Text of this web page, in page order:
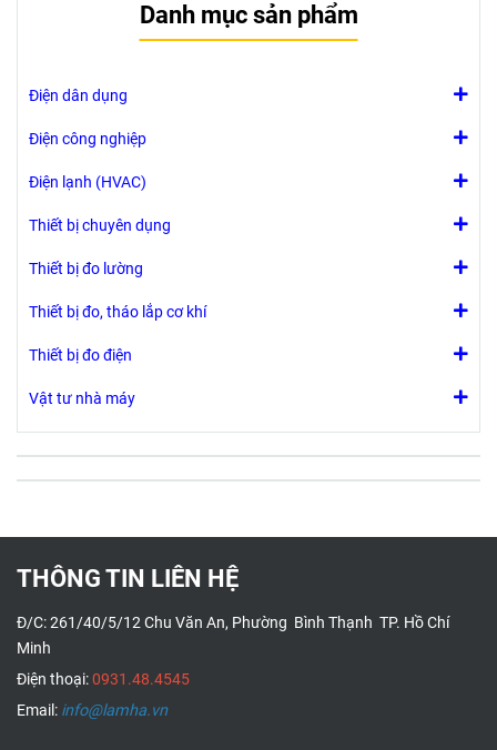
Danh mục sản phẩm
Điện dân dụng
Điện công nghiệp
Điện lạnh (HVAC)
Thiết bị chuyên dụng
Thiết bị đo lường
Thiết bị đo, tháo lắp cơ khí
Thiết bị đo điện
Vật tư nhà máy
THÔNG TIN LIÊN HỆ
Đ/C: 261/40/5/12 Chu Văn An, Phường Bình Thạnh TP. Hồ Chí
Minh
Điện thoại:0931.48.4545
Email: info@lamha.vn